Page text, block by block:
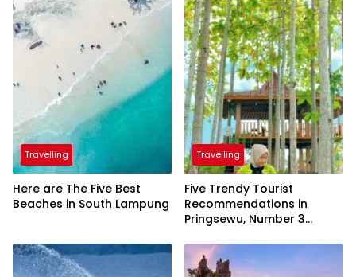
Travelling
Here are The Five Best
Beaches in South Lampung
Travelling
Five Trendy Tourist
Recommendations in
Pringsewu, Number 3
President